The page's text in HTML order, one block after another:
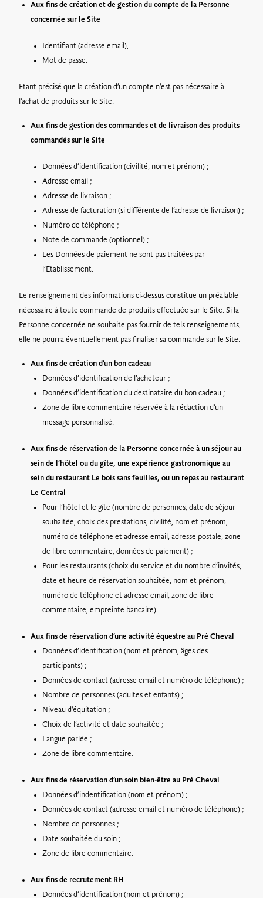
Aux fins de création et de gestion du compte de la Personne
concernée sur le Site
Identifiant (adresse email),
Mot de passe.
Etant précisé que la création d’un compte n’est pas nécessaire à
l’achat de produits sur le Site.
Aux fins de gestion des commandes et de livraison des produits
commandés sur le Site
Données d’identification (civilité, nom et prénom) ;
Adresse email ;
Adresse de livraison ;
Adresse de facturation (si différente de l’adresse de livraison) ;
Numéro de téléphone ;
Note de commande (optionnel) ;
Les Données de paiement ne sont pas traitées par
l’Etablissement.
Le renseignement des informations ci-dessus constitue un préalable
nécessaire à toute commande de produits effectuée sur le Site. Si la
Personne concernée ne souhaite pas fournir de tels renseignements,
elle ne pourra éventuellement pas finaliser sa commande sur le Site.
Aux fins de création d’un bon cadeau
Données d’identification de l’acheteur ;
Données d’identification du destinataire du bon cadeau ;
Zone de libre commentaire réservée à la rédaction d’un
message personnalisé.
Aux fins de réservation de la Personne concernée à un séjour au
sein de l’hôtel ou du gîte, une expérience gastronomique au
sein du restaurant Le bois sans feuilles, ou un repas au restaurant
Le Central
Pour l’hôtel et le gîte (nombre de personnes, date de séjour
souhaitée, choix des prestations, civilité, nom et prénom,
numéro de téléphone et adresse email, adresse postale, zone
de libre commentaire, données de paiement) ;
Pour les restaurants (choix du service et du nombre d’invités,
date et heure de réservation souhaitée, nom et prénom,
numéro de téléphone et adresse email, zone de libre
commentaire, empreinte bancaire).
Aux fins de réservation d’une activité équestre au Pré Cheval
Données d’identification (nom et prénom, âges des
participants) ;
Données de contact (adresse email et numéro de téléphone) ;
Nombre de personnes (adultes et enfants) ;
Niveau d’équitation ;
Choix de l’activité et date souhaitée ;
Langue parlée ;
Zone de libre commentaire.
Aux fins de réservation d’un soin bien-être au Pré Cheval
Données d’indentification (nom et prénom) ;
Données de contact (adresse email et numéro de téléphone) ;
Nombre de personnes ;
Date souhaitée du soin ;
Zone de libre commentaire.
Aux fins de recrutement RH
Données d’identification (nom et prénom) ;